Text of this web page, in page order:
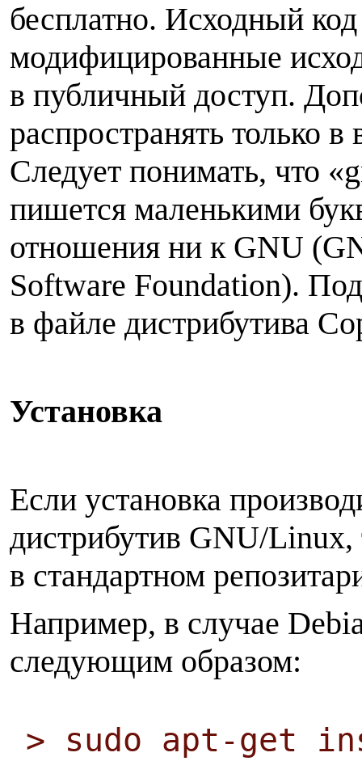
бесплатно. Исходный
модифицированные
в публичный доступ.
распространять только
Следует понимать, что
пишется маленькими
отношения ни к GNU
Software Foundation).
в файле дистрибутива
Установка
Если установка
дистрибутив GNU/Linux,
в стандартном
Например, в случае
следующим образом:
> sudo apt-get